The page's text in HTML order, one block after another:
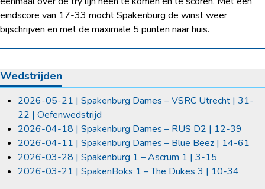
eindscore van 17-33 mocht Spakenburg de winst weer
bijschrijven en met de maximale 5 punten naar huis.
Wedstrijden
2026-05-21 | Spakenburg Dames – VSRC Utrecht | 31-
22 | Oefenwedstrijd
2026-04-18 | Spakenburg Dames – RUS D2 | 12-39
2026-04-11 | Spakenburg Dames – Blue Beez | 14-61
2026-03-28 | Spakenburg 1 – Ascrum 1 | 3-15
2026-03-21 | SpakenBoks 1 – The Dukes 3 | 10-34